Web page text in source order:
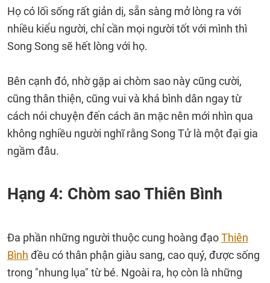
Họ có lối sống rất giản dị, sẵn sàng mở lòng ra với
nhiều kiểu người, chỉ cần mọi người tốt với mình thì
Song Song sẽ hết lòng với họ.
Bên cạnh đó, nhờ gặp ai chòm sao này cũng cười,
cũng thân thiện, cũng vui và khá bình dân ngay từ
cách nói chuyện đến cách ăn mặc nên mới nhìn qua
không nghiều người nghĩ rằng Song Tử là một đại gia
ngầm đâu.
Hạng 4: Chòm sao Thiên Bình
Đa phần những người thuộc cung hoàng đạoThiên
Bình đều có thân phận giàu sang, cao quý, được sống
trong "nhung lụa" từ bé. Ngoài ra, họ còn là những